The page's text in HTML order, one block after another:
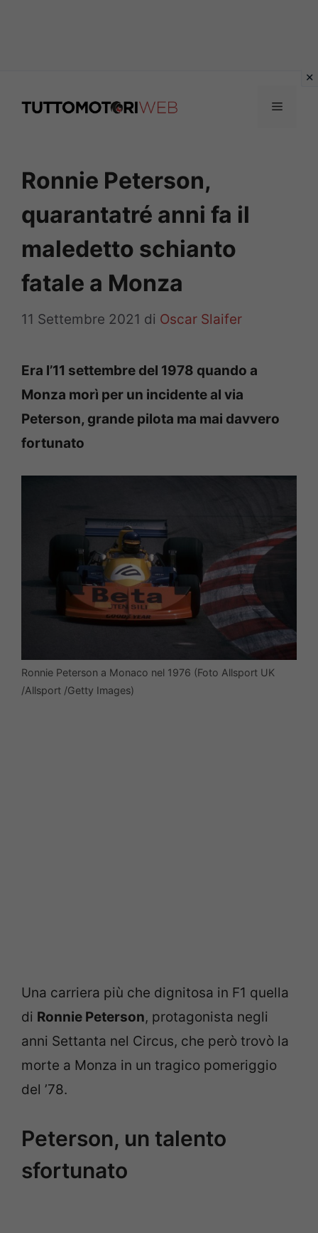
Menu
Ronnie Peterson,
quarantatré anni fa il
maledetto schianto
fatale a Monza
11 Settembre 2021 di Oscar Slaifer
Era l’11 settembre del 1978 quando a
Monza morì per un incidente al via
Peterson, grande pilota ma mai davvero
fortunato
Ronnie Peterson a Monaco nel 1976 (Foto Allsport UK
/Allsport /Getty Images)
Una carriera più che dignitosa in F1 quella
di Ronnie Peterson, protagonista negli
anni Settanta nel Circus, che però trovò la
morte a Monza in un tragico pomeriggio
del ’78.
Peterson, un talento
sfortunato